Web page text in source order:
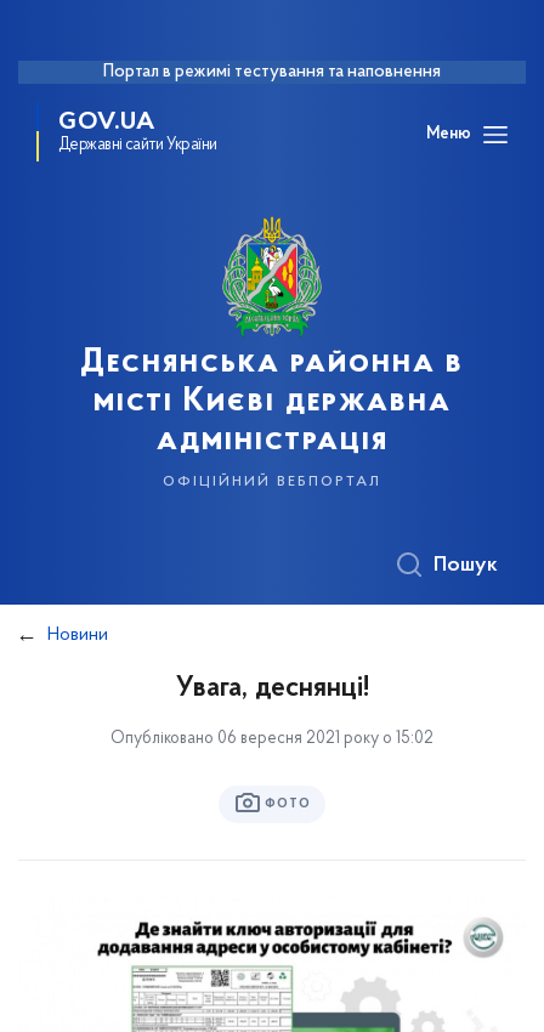
Портал в режимі тестування та наповнення
GOV.UA
Державні сайти України
Меню
Деснянська районна в
місті Києві державна
адміністрація
офіційний вебпортал
Пошук
Новини
Увага, деснянці!
Опубліковано 06 вересня 2021 року о 15:02
ФОТО